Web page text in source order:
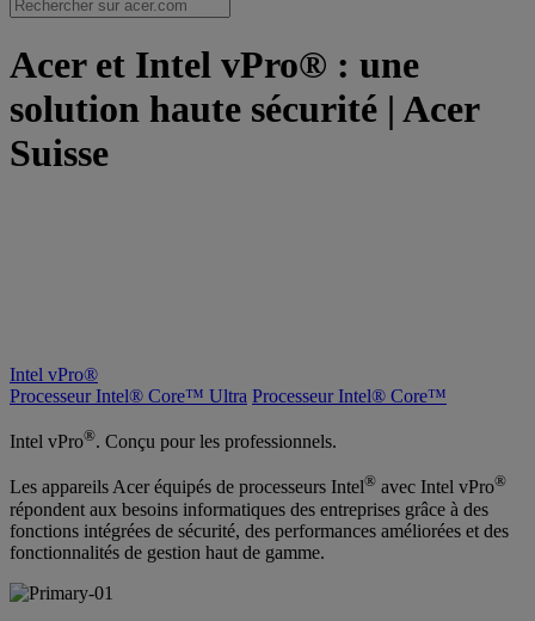
Acer et Intel vPro® : une
solution haute sécurité | Acer
Suisse
Intel vPro®
Processeur Intel® Core™ Ultra Processeur Intel® Core™
Intel vPro®. Conçu pour les professionnels.
Les appareils Acer équipés de processeurs Intel® avec Intel vPro®
répondent aux besoins informatiques des entreprises grâce à des
fonctions intégrées de sécurité, des performances améliorées et des
fonctionnalités de gestion haut de gamme.